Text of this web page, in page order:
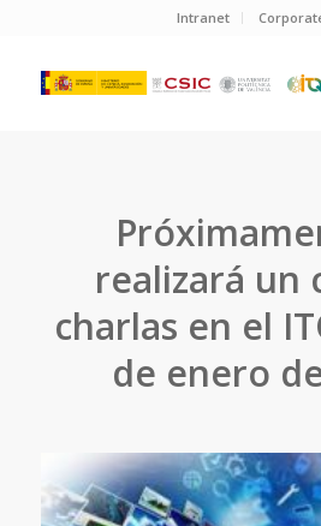
Intranet
realizará un
charlas en el
de enero